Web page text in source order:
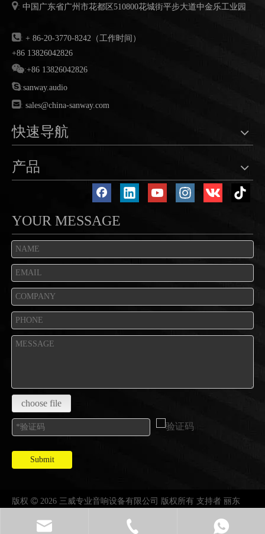
: 中国广东省广州市花都区510800花城街平步大道中金乐工业园
: + 86-20-3770-8242（工作时间）
+86 13826042826
:+86 13826042826
:sanway.audio
: sales@china-sanway.com
快速导航
产品
YOUR MESSAGE
choose file
Submit
版权  2026 三威专业音响设备有限公司 版权所有 支持者 丽东